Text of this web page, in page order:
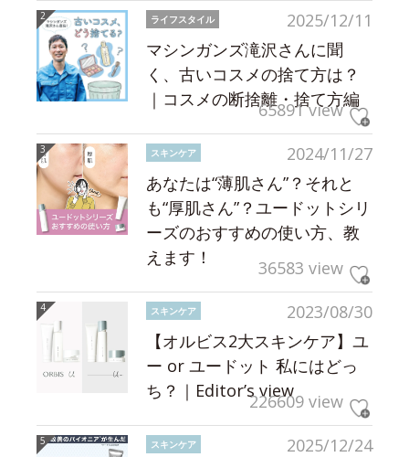
2025/12/11
ライフスタイル
マシンガンズ滝沢さんに聞
く、古いコスメの捨て方は？
｜コスメの断捨離・捨て方編
65891 view
2024/11/27
スキンケア
あなたは“薄肌さん”？それと
も“厚肌さん”？ユードットシリ
ーズのおすすめの使い方、教
えます！
36583 view
2023/08/30
スキンケア
【オルビス2大スキンケア】ユ
ー or ユードット 私にはどっ
ち？｜Editor’s view226609 view
2025/12/24
スキンケア